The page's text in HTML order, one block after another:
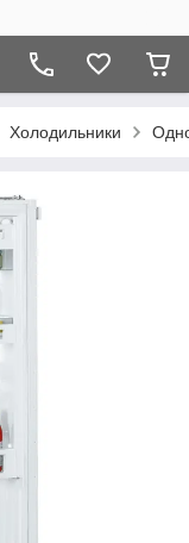
Холодильники